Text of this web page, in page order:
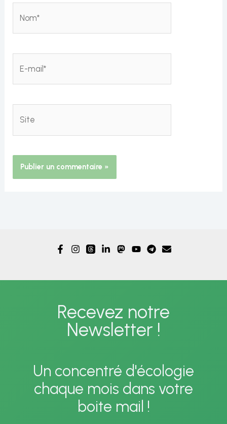
Recevez notre
Newsletter !
Un concentré d'écologie
chaque mois dans votre
boite mail !